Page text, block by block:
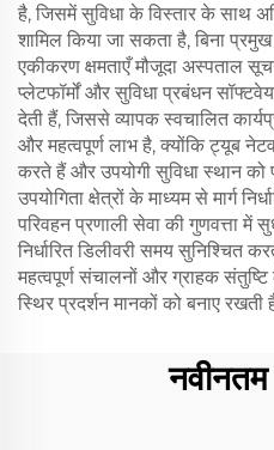
है, जिसमें सुविधा के विस्तार के साथ
शामिल किया जा सकता है, बिना
एकीकरण क्षमताएँ मौजूदा अस्पताल
प्लेटफॉर्मों और सुविधा प्रबंधन
देती हैं, जिससे व्यापक स्वचालित
और महत्वपूर्ण लाभ है, क्योंकि ट्यूब
करते हैं और उपयोगी सुविधा स्थान को
उपयोगिता क्षेत्रों के माध्यम से मार्ग
परिवहन प्रणाली सेवा की गुणवत्ता में
निर्धारित डिलीवरी समय सुनिश्चित
महत्वपूर्ण संचालनों और ग्राहक
स्थिर प्रदर्शन मानकों को बनाए रखती
नवीनतम